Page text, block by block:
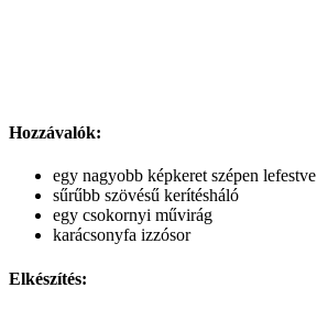
Hozzávalók:
egy nagyobb képkeret szépen lefestve
sűrűbb szövésű kerítésháló
egy csokornyi művirág
karácsonyfa izzósor
Elkészítés: